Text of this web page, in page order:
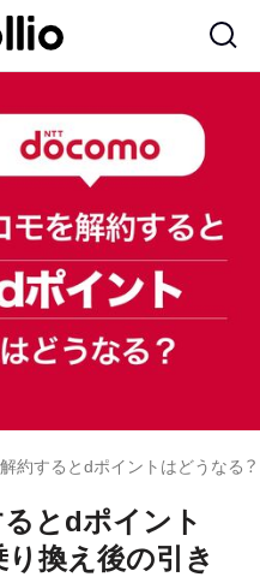
約するとdポイントはどうなる
とdポイント
換え後の引き